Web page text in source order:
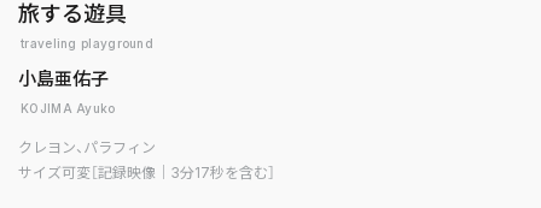
旅する遊具
traveling playground
小島亜佑子
KOJIMA Ayuko
クレヨン、パラフィン
サイズ可変［記録映像｜3分17秒を含む］